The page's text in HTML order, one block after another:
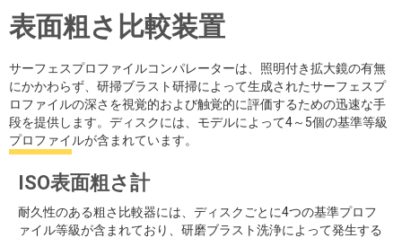
表面粗さ比較装置
サーフェスプロファイルコンパレーターは、照明付き拡大鏡の有無
にかかわらず、研掃ブラスト研掃によって生成されたサーフェスプ
ロファイルの深さを視覚的および触覚的に評価するための迅速な手
段を提供します。ディスクには、モデルによって4～5個の基準等級
プロファイルが含まれています。
ISO表面粗さ計
耐久性のある粗さ比較器には、ディスクごとに4つの基準プロフ
ァイル等級が含まれており、研磨ブラスト洗浄によって発生する